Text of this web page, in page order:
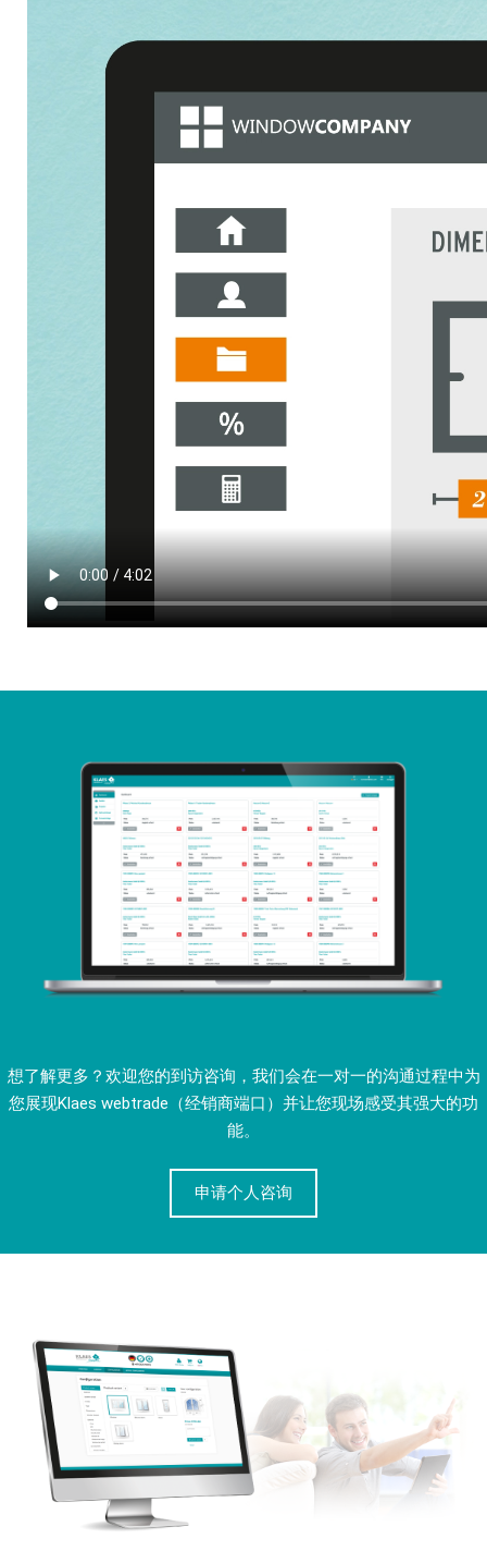
想了解更多？欢迎您的到访咨询，我们会在一对一的沟通过程中为
您展现Klaes webtrade（经销商端口）并让您现场感受其强大的功
能。
申请个人咨询